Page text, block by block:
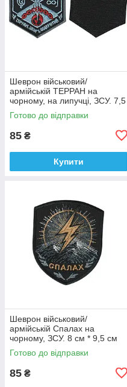
Шеврон військовий/
армійській ТЕРРАН на
чорному, на липучці, ЗСУ. 7,5
см * 9 см
Готово до відправки
85 ₴
Купити
Шеврон військовий/
армійській Спалах на
чорному, ЗСУ. 8 см * 9,5 см
Готово до відправки
85 ₴